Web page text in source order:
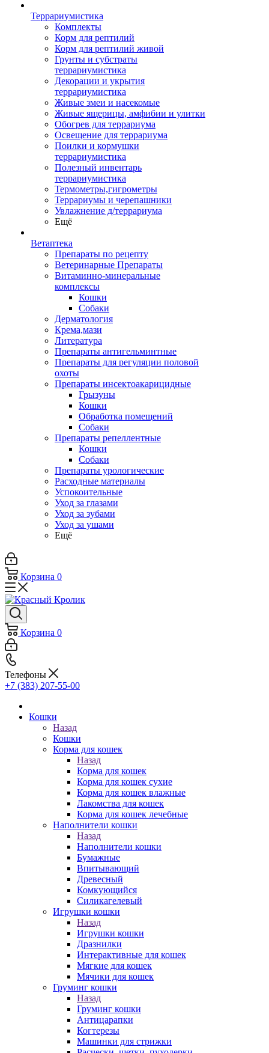
Террариумистика
Комплекты
Корм для рептилий
Корм для рептилий живой
Грунты и субстраты
террариумистика
Декорации и укрытия
террариумистика
Живые змеи и насекомые
Живые ящерицы, амфибии и улитки
Обогрев для террариума
Освещение для террариума
Поилки и кормушки
террариумистика
Полезный инвентарь
террариумистика
Термометры,гигрометры
Террариумы и черепашники
Увлажнение д/террариума
Ещё
Ветаптека
Препараты по рецепту
Ветеринарные Препараты
Витаминно-минеральные
комплексы
Кошки
Собаки
Дерматология
Крема,мази
Литература
Препараты антигельминтные
Препараты для регуляции половой
охоты
Препараты инсектоакарицидные
Грызуны
Кошки
Обработка помещений
Собаки
Препараты репеллентные
Кошки
Собаки
Препараты урологические
Расходные материалы
Успокоительные
Уход за глазами
Уход за зубами
Уход за ушами
Ещё
Корзина 0
Корзина 0
Телефоны
+7 (383) 207-55-00
Кошки
Назад
Кошки
Корма для кошек
Назад
Корма для кошек
Корма для кошек сухие
Корма для кошек влажные
Лакомства для кошек
Корма для кошек лечебные
Наполнители кошки
Назад
Наполнители кошки
Бумажные
Впитывающий
Древесный
Комкующийся
Силикагелевый
Игрушки кошки
Назад
Игрушки кошки
Дразнилки
Интерактивные для кошек
Мягкие для кошек
Мячики для кошек
Груминг кошки
Назад
Груминг кошки
Антицарапки
Когтерезы
Машинки для стрижки